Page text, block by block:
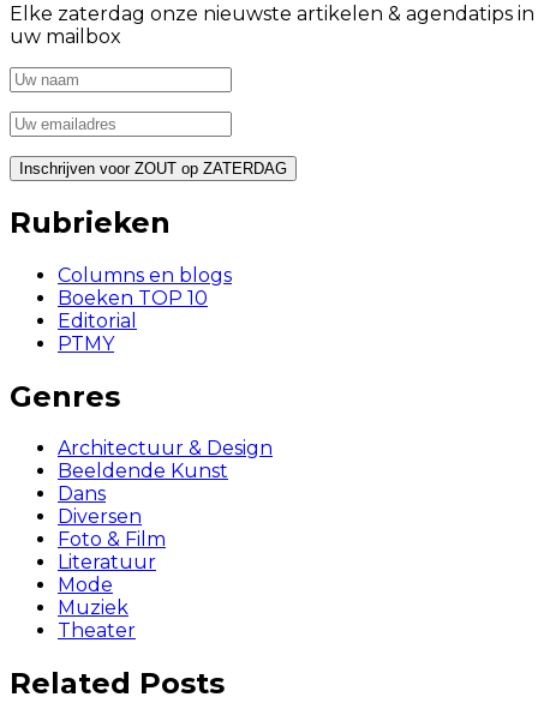
Elke zaterdag onze nieuwste artikelen & agendatips in
uw mailbox
Rubrieken
Columns en blogs
Boeken TOP 10
Editorial
PTMY
Genres
Architectuur & Design
Beeldende Kunst
Dans
Diversen
Foto & Film
Literatuur
Mode
Muziek
Theater
Related Posts